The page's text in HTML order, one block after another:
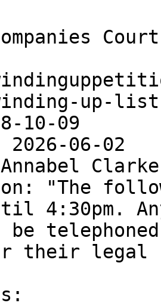
up-
10-09
06-02
"The
4:30pm.
their legal